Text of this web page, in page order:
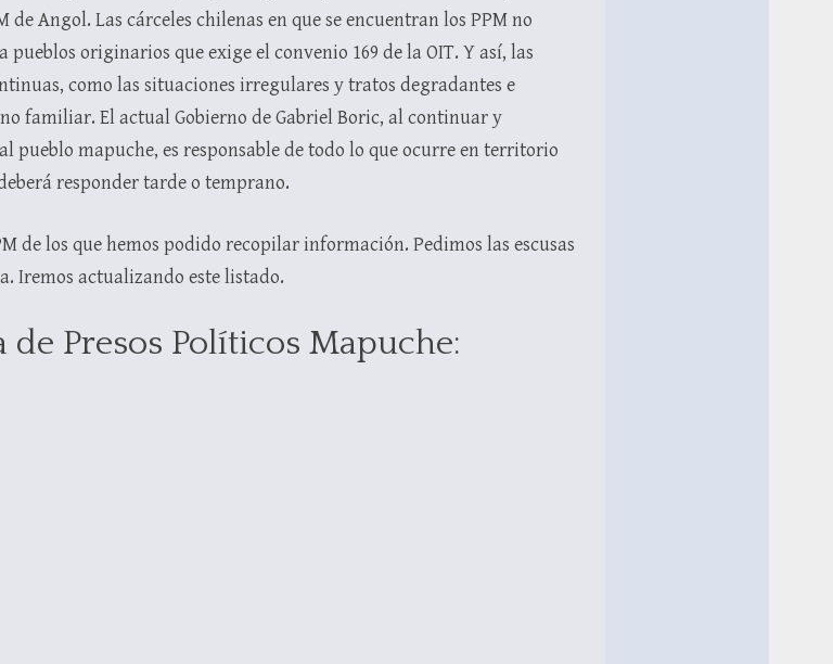
Angol. Las cárceles chilenas en que se encuentran los PPM no
originarios que exige el convenio 169 de la OIT. Y así, las
como las situaciones irregulares y tratos degradantes e
familiar. El actual Gobierno de Gabriel Boric, al continuar y
pueblo mapuche, es responsable de todo lo que ocurre en territorio
responder tarde o temprano.
de los que hemos podido recopilar información. Pedimos las escusas
Iremos actualizando este listado.
de Presos Políticos Mapuche: